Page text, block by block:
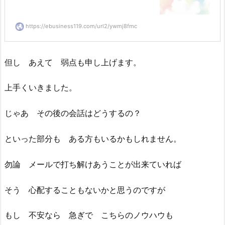
https://ebusiness119.com/url2/ywmj8fmc
但し あえて 弱点も申し上げます。
上手くいきました。
じゃあ その後の会話はどうするの？
といった部分も ある方もいるかもしれません。
勿論 メールで打ち解けあうことが出来ていれば
そう 心配することもないかと思うのですが
もし 不安なら 急ぎで こちらのノウハウも